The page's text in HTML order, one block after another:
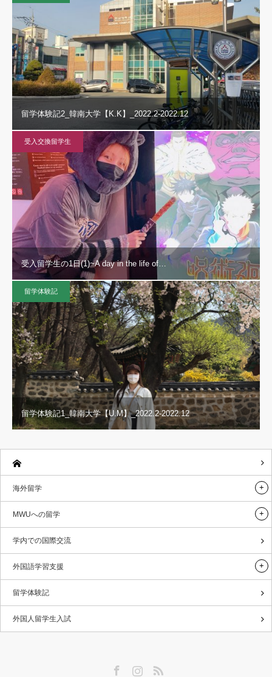
留学体験記2_韓南大学【K.K】_2022.2-2022.12
受入交換留学生
受入留学生の1日(1)~A day in the life of…
留学体験記
留学体験記1_韓南大学【U.M】_2022.2-2022.12
海外留学
MWUへの留学
学内での国際交流
外国語学習支援
留学体験記
外国人留学生入試